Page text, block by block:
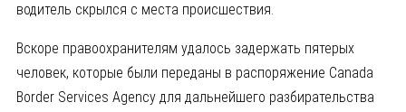
водитель скрылся с места происшествия.
Вскоре правоохранителям удалось задержать пятерых
человек, которые были переданы в распоряжение Canada
Border Services Agency для дальнейшего разбирательства